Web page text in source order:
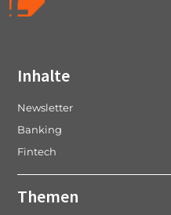
Inhalte
Newsletter
Banking
Fintech
Themen